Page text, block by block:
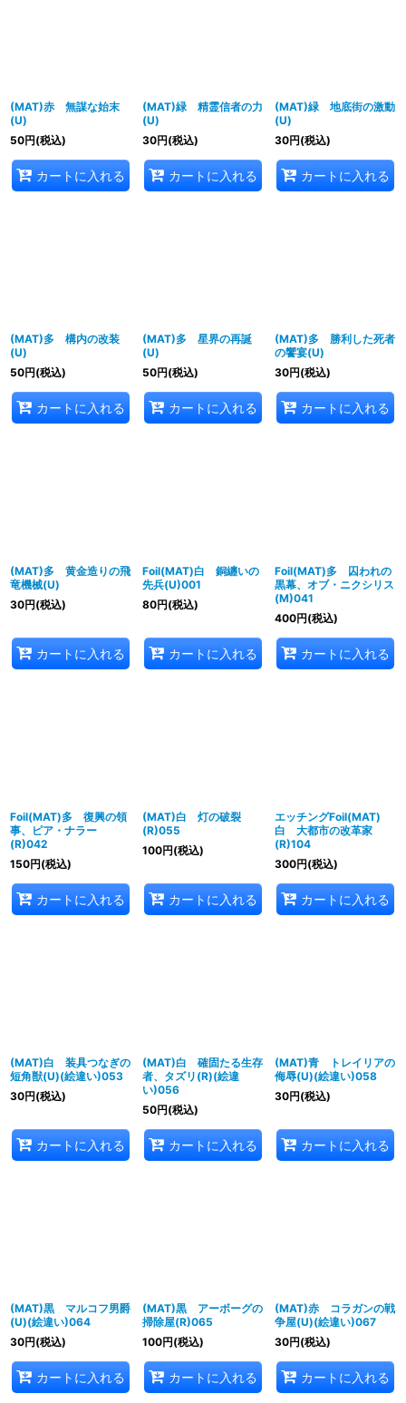
(MAT)赤 無謀な始末
(U)
50円(税込)
カートに入れる
(MAT)緑 精霊信者の力
(U)
30円(税込)
カートに入れる
(MAT)緑 地底街の激動
(U)
30円(税込)
カートに入れる
(MAT)多 構内の改装
(U)
50円(税込)
カートに入れる
(MAT)多 星界の再誕
(U)
50円(税込)
カートに入れる
(MAT)多 勝利した死者
の饗宴(U)
30円(税込)
カートに入れる
(MAT)多 黄金造りの飛
竜機械(U)
30円(税込)
カートに入れる
Foil(MAT)白 銅纏いの
先兵(U)001
80円(税込)
カートに入れる
Foil(MAT)多 囚われの
黒幕、オブ・ニクシリス
(M)041
400円(税込)
カートに入れる
Foil(MAT)多 復興の領
事、ピア・ナラー
(R)042
150円(税込)
カートに入れる
(MAT)白 灯の破裂
(R)055
100円(税込)
カートに入れる
エッチングFoil(MAT)
白 大都市の改革家
(R)104
300円(税込)
カートに入れる
(MAT)白 装具つなぎの
短角獣(U)(絵違い)053
30円(税込)
カートに入れる
(MAT)白 確固たる生存
者、タズリ(R)(絵違
い)056
50円(税込)
カートに入れる
(MAT)青 トレイリアの
侮辱(U)(絵違い)058
30円(税込)
カートに入れる
(MAT)黒 マルコフ男爵
(U)(絵違い)064
30円(税込)
カートに入れる
(MAT)黒 アーボーグの
掃除屋(R)065
100円(税込)
カートに入れる
(MAT)赤 コラガンの戦
争屋(U)(絵違い)067
30円(税込)
カートに入れる